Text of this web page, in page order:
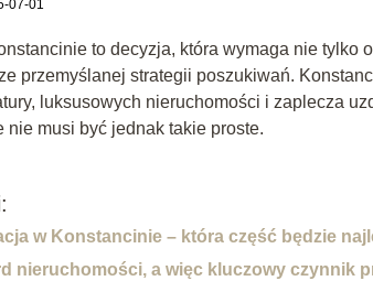
07-01
to decyzja, która wymaga nie tylko
przemyślanej strategii poszukiwań.
luksusowych nieruchomości i zaplecza
nie musi być jednak takie proste.
w Konstancinie – która część będzie
nieruchomości, a więc kluczowy czynnik